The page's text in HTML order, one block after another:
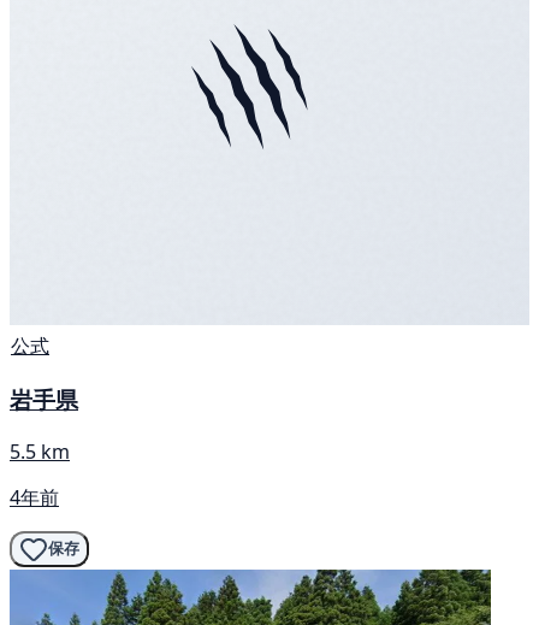
公式
岩手県
5.5 km
4年前
保存